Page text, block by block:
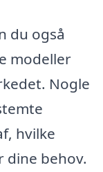
du også
modeller
Nogle
hvilke
behov.